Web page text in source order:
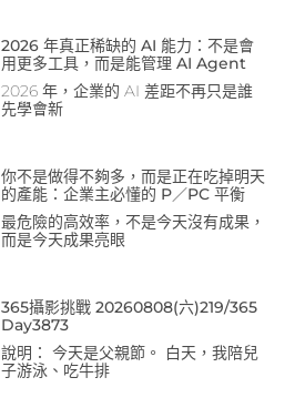
2026 年真正稀缺的 AI 能力：不是會
用更多工具，而是能管理 AI Agent
2026 年，企業的 AI 差距不再只是誰
先學會新
你不是做得不夠多，而是正在吃掉明天
的產能：企業主必懂的 P／PC 平衡
最危險的高效率，不是今天沒有成果，
而是今天成果亮眼
365攝影挑戰 20260808(六)219/365
Day3873
說明： 今天是父親節。 白天，我陪兒
子游泳、吃牛排